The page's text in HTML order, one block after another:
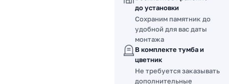
до установки
Сохраним памятник до
удобной для вас даты
монтажа
В комплекте тумба и
цветник
Не требуется заказывать
дополнительные